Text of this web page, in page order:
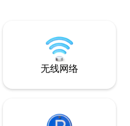
无线网络